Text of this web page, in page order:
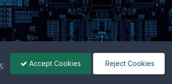
Accept Cookies Reject Cookies